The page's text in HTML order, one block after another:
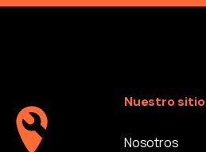
Nuestro sitio
Nosotros